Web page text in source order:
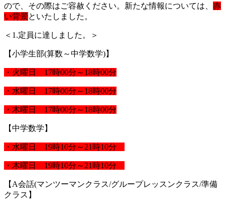
ので、その際はご容赦ください。新たな情報については、 赤
い背景といたしました。
＜1.定員に達しました。＞
【小学生部(算数～中学数学)】
・火曜日 17時00分～18時00分
・水曜日 17時00分～18時00分
・木曜日 17時00分～18時00分
【中学数学】
・水曜日 19時10分～21時10分
・木曜日 19時10分～21時10分
【A会話(マンツーマンクラス/グループレッスンクラス/準備
クラス】